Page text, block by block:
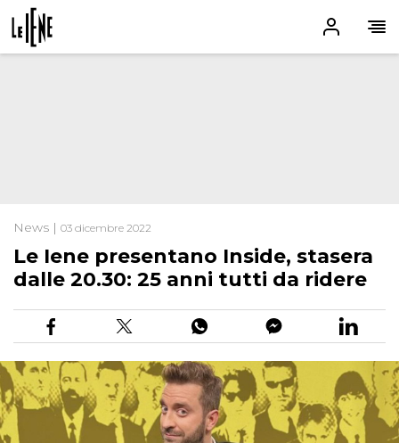
News | 03 dicembre 2022
Le Iene presentano Inside, stasera
dalle 20.30: 25 anni tutti da ridere